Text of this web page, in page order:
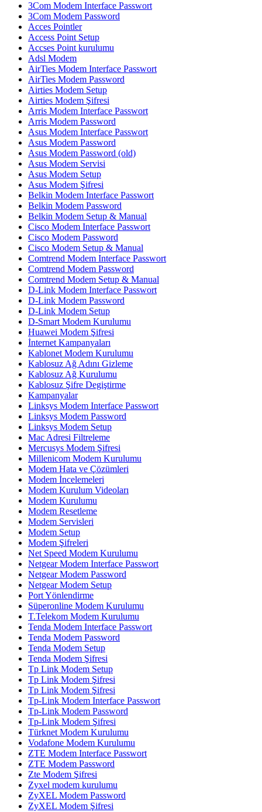
3Com Modem Interface Passwort
3Com Modem Password
Acces Pointler
Access Point Setup
Accses Point kurulumu
Adsl Modem
AirTies Modem Interface Passwort
AirTies Modem Password
Airties Modem Setup
Airties Modem Şifresi
Arris Modem Interface Passwort
Arris Modem Password
Asus Modem Interface Passwort
Asus Modem Password
Asus Modem Password (old)
Asus Modem Servisi
Asus Modem Setup
Asus Modem Şifresi
Belkin Modem Interface Passwort
Belkin Modem Password
Belkin Modem Setup & Manual
Cisco Modem Interface Passwort
Cisco Modem Password
Cisco Modem Setup & Manual
Comtrend Modem Interface Passwort
Comtrend Modem Password
Comtrend Modem Setup & Manual
D-Link Modem Interface Passwort
D-Link Modem Password
D-Link Modem Setup
D-Smart Modem Kurulumu
Huawei Modem Şifresi
İnternet Kampanyaları
Kablonet Modem Kurulumu
Kablosuz Ağ Adını Gizleme
Kablosuz Ağ Kurulumu
Kablosuz Şifre Degiştirme
Kampanyalar
Linksys Modem Interface Passwort
Linksys Modem Password
Linksys Modem Setup
Mac Adresi Filtreleme
Mercusys Modem Şifresi
Millenicom Modem Kurulumu
Modem Hata ve Çözümleri
Modem İncelemeleri
Modem Kurulum Videoları
Modem Kurulumu
Modem Resetleme
Modem Servisleri
Modem Setup
Modem Şifreleri
Net Speed Modem Kurulumu
Netgear Modem Interface Passwort
Netgear Modem Password
Netgear Modem Setup
Port Yönlendirme
Süperonline Modem Kurulumu
T.Telekom Modem Kurulumu
Tenda Modem Interface Passwort
Tenda Modem Password
Tenda Modem Setup
Tenda Modem Şifresi
Tp Link Modem Setup
Tp Link Modem Şifresi
Tp Link Modem Şifresi
Tp-Link Modem Interface Passwort
Tp-Link Modem Password
Tp-Link Modem Şifresi
Türknet Modem Kurulumu
Vodafone Modem Kurulumu
ZTE Modem Interface Passwort
ZTE Modem Password
Zte Modem Şifresi
Zyxel modem kurulumu
ZyXEL Modem Password
ZyXEL Modem Şifresi